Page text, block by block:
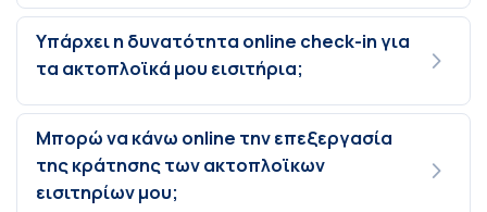
Υπάρχει η δυνατότητα online check-in για
τα ακτοπλοϊκά μου εισιτήρια;
Μπορώ να κάνω online την επεξεργασία
της κράτησης των ακτοπλοϊκων
εισιτηρίων μου;